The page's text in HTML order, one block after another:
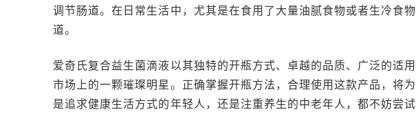
调节肠道。在日常生活中，尤其是在食用了大量油腻食物或者生冷食
道。
爱奇氏复合益生菌滴液以其独特的开瓶方式、卓越的品质、广泛的适
市场上的一颗璀璨明星。正确掌握开瓶方法，合理使用这款产品，将
是追求健康生活方式的年轻人，还是注重养生的中老年人，都不妨尝